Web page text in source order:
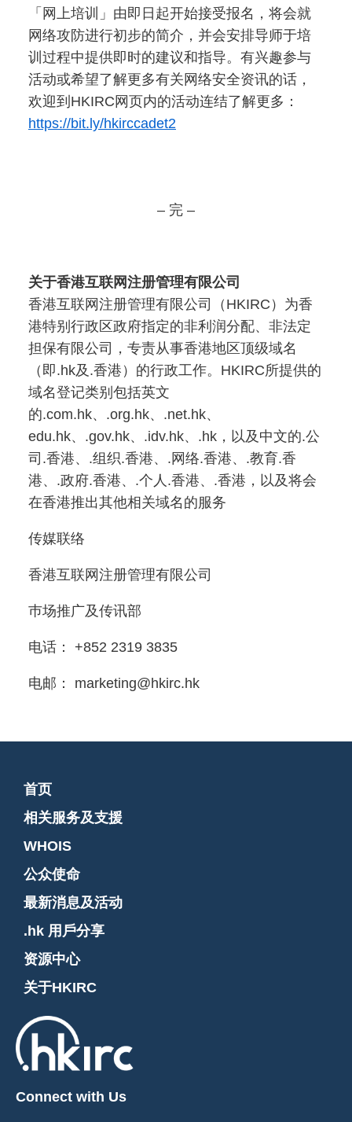
「网上培训」由即日起开始接受报名，将会就
网络攻防进行初步的简介，并会安排导师于培
训过程中提供即时的建议和指导。有兴趣参与
活动或希望了解更多有关网络安全资讯的话，
欢迎到HKIRC 网页内的活动连结了解更多：
https://bit.ly/hkirccadet2
– 完 –
关于香港互联网注册管理有限公司
香港互联网注册管理有限公司（HKIRC）为香
港特别行政区政府指定的非利润分配、非法定
担保有限公司，专责从事香港地区顶级域名
（即.hk及.香港）的行政工作。HKIRC所提供的
域名登记类别包括英文
的.com.hk、.org.hk、.net.hk、
edu.hk、.gov.hk、.idv.hk、.hk，以及中文的.公
司.香港、.组织.香港、.网络.香港、.教育.香
港、.政府.香港、.个人.香港、.香港，以及将会
在香港推出其他相关域名的服务
传媒联络
香港互联网注册管理有限公司
巿场推广及传讯部
电话： +852 2319 3835
电邮： marketing@hkirc.hk
首页
相关服务及支援
WHOIS
公众使命
最新消息及活动
.hk 用戶分享
资源中心
关于HKIRC
Connect with Us